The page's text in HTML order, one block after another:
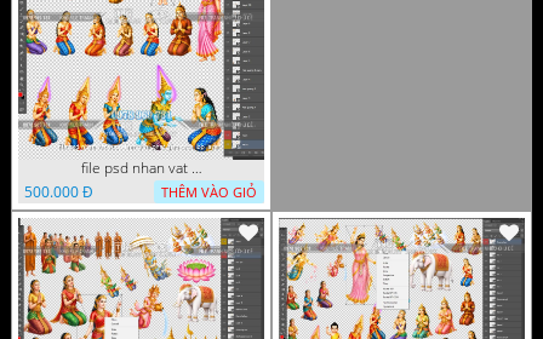
file psd nhan vat vuon lam ty ni phat giao tach lop layer
500.000 Đ
THÊM VÀO GIỎ